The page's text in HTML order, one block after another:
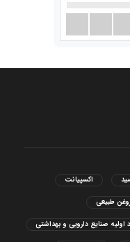
اکسپیانت
طبیعی
اولیه صنایع دارویی و بهداشتی